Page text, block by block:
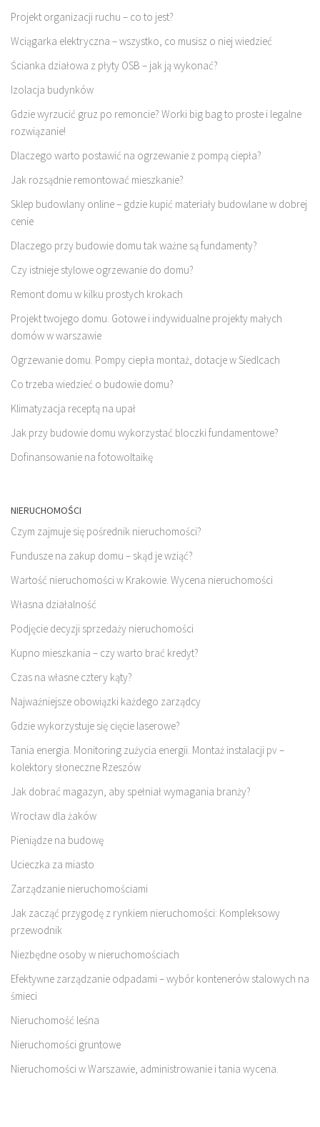
Projekt organizacji ruchu – co to jest?
Wciągarka elektryczna – wszystko, co musisz o niej wiedzieć
Ścianka działowa z płyty OSB – jak ją wykonać?
Izolacja budynków
Gdzie wyrzucić gruz po remoncie? Worki big bag to proste i legalne
rozwiązanie!
Dlaczego warto postawić na ogrzewanie z pompą ciepła?
Jak rozsądnie remontować mieszkanie?
Sklep budowlany online – gdzie kupić materiały budowlane w dobrej
cenie
Dlaczego przy budowie domu tak ważne są fundamenty?
Czy istnieje stylowe ogrzewanie do domu?
Remont domu w kilku prostych krokach
Projekt twojego domu. Gotowe i indywidualne projekty małych
domów w warszawie
Ogrzewanie domu. Pompy ciepła montaż, dotacje w Siedlcach
Co trzeba wiedzieć o budowie domu?
Klimatyzacja receptą na upał
Jak przy budowie domu wykorzystać bloczki fundamentowe?
Dofinansowanie na fotowoltaikę
NIERUCHOMOŚCI
Czym zajmuje się pośrednik nieruchomości?
Fundusze na zakup domu – skąd je wziąć?
Wartość nieruchomości w Krakowie. Wycena nieruchomości
Własna działalność
Podjęcie decyzji sprzedaży nieruchomości
Kupno mieszkania – czy warto brać kredyt?
Czas na własne cztery kąty?
Najważniejsze obowiązki każdego zarządcy
Gdzie wykorzystuje się cięcie laserowe?
Tania energia. Monitoring zużycia energii. Montaż instalacji pv –
kolektory słoneczne Rzeszów
Jak dobrać magazyn, aby spełniał wymagania branży?
Wrocław dla żaków
Pieniądze na budowę
Ucieczka za miasto
Zarządzanie nieruchomościami
Jak zacząć przygodę z rynkiem nieruchomości: Kompleksowy
przewodnik
Niezbędne osoby w nieruchomościach
Efektywne zarządzanie odpadami – wybór kontenerów stalowych na
śmieci
Nieruchomość leśna
Nieruchomości gruntowe
Nieruchomości w Warszawie, administrowanie i tania wycena.